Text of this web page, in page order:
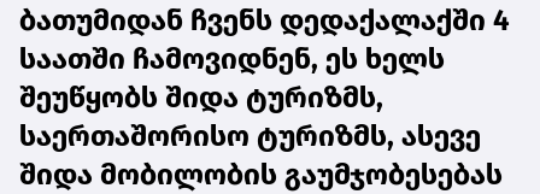
ბათუმიდან ჩვენს დედაქალაქში 4
საათში ჩამოვიდნენ, ეს ხელს
შეუწყობს შიდა ტურიზმს,
საერთაშორისო ტურიზმს, ასევე
შიდა მობილობის გაუმჯობესებას